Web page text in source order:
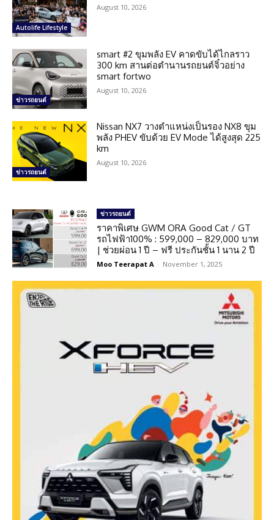
Autolife Lifestyle
August 10, 2026
ข่าวรถยนต์
smart #2 ขุมพลัง EV คาดขับได้ไกลราว
300 km สานต่อตำนานรถยนต์จิ๋วอย่าง
smart fortwo
August 10, 2026
ข่าวรถยนต์
Nissan NX7 วางตำแหน่งเป็นรอง NX8 ขุม
พลัง PHEV ขับด้วย EV Mode ได้สูงสุด 225
km
August 10, 2026
ข่าวรถยนต์
ราคาพิเศษ GWM ORA Good Cat / GT
รถไฟฟ้า100% : 599,000 – 829,000 บาท
| ช่วยผ่อน 1 ปี – ฟรี ประกันชั้น 1 นาน 2 ปี
Moo Teerapat A - November 1, 2025